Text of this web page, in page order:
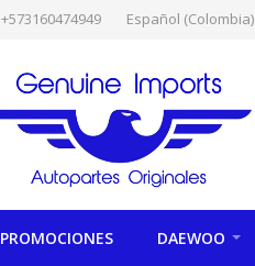
+573160474949 Español (Colombia)
PROMOCIONES DAEWOO